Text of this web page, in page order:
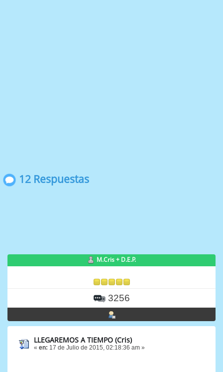
12 Respuestas
M.Cris + D.E.P.
3256
LLEGAREMOS A TIEMPO (Cris)
« en: 17 de Julio de 2015, 02:18:36 am »